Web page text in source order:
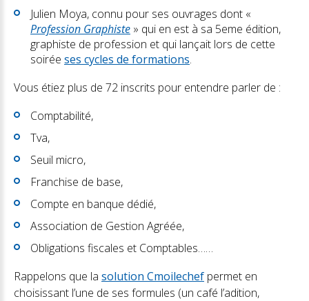
Julien Moya, connu pour ses ouvrages dont «
Profession Graphiste » qui en est à sa 5eme édition,
graphiste de profession et qui lançait lors de cette
soirée ses cycles de formations.
Vous étiez plus de 72 inscrits pour entendre parler de :
Comptabilité,
Tva,
Seuil micro,
Franchise de base,
Compte en banque dédié,
Association de Gestion Agréée,
Obligations fiscales et Comptables……
Rappelons que la solution Cmoilechef permet en
choisissant l’une de ses formules (un café l’adition,